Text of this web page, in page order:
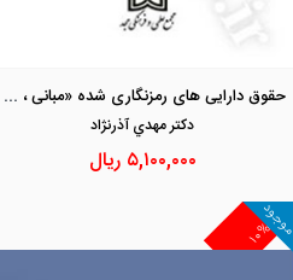
حقوق دارایی های رمزنگاری شده «مبانی ، مقدمات، قواعد ، مقررات»
دكتر مهدي آذرنژاد
۵,۱۰۰,۰۰۰ ریال
۱۰%
موجود